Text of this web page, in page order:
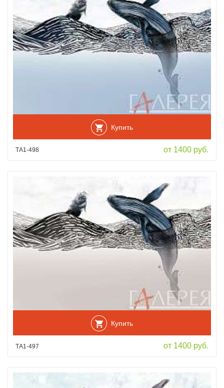
Купить
ТА1-498 от 1400 руб.
Купить
ТА1-497 от 1400 руб.